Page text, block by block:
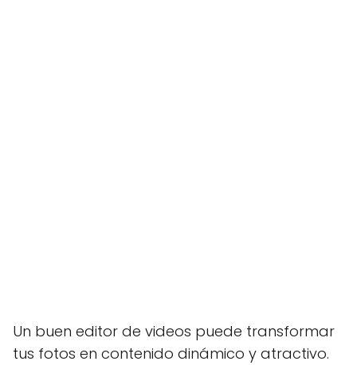
Un buen editor de videos puede transformar
tus fotos en contenido dinámico y atractivo.